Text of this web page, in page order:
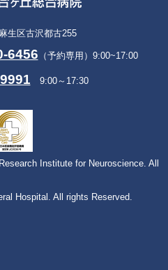
生区古沢都古255
6456 （予約専用）9:00~17:00
9:00～17:30
Institute for Neuroscience. All
Hospital. All rights Reserved.